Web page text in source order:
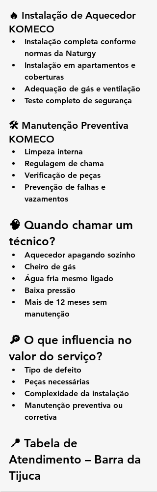
🔥 Instalação de Aquecedor
KOMECO
Instalação completa conforme
normas da Naturgy
Instalação em apartamentos e
coberturas
Adequação de gás e ventilação
Teste completo de segurança
🛠️ Manutenção Preventiva
KOMECO
Limpeza interna
Regulagem de chama
Verificação de peças
Prevenção de falhas e
vazamentos
🧠 Quando chamar um
técnico?
Aquecedor apagando sozinho
Cheiro de gás
Água fria mesmo ligado
Baixa pressão
Mais de 12 meses sem
manutenção
🔎 O que influencia no
valor do serviço?
Tipo de defeito
Peças necessárias
Complexidade da instalação
Manutenção preventiva ou
corretiva
📍 Tabela de
Atendimento – Barra da
Tijuca